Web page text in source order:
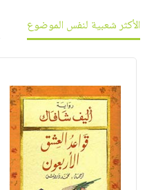
الأكثر شعبية لنفس الموضوع